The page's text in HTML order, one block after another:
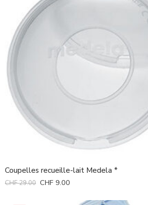
Coupelles recueille-lait Medela *
CHF29.00 CHF 9.00